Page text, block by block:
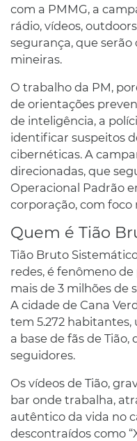
com a PMMG, a
rádio, vídeos,
segurança, que
mineiras.
O trabalho da PM,
de orientações
de inteligência, a
identificar suspeitos
cibernéticas. A
direcionadas, que
Operacional Padrão
corporação, com foco
Quem é Tião
Tião Bruto
redes, é fenômeno
mais de 3 milhões de
A cidade de Cana
tem 5.272
a base de fãs de Tião,
seguidores.
Os vídeos de Tião,
bar onde trabalha,
autêntico da vida no
descontraídos como